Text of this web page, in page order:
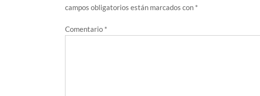
campos obligatorios están marcados con *
Comentario *